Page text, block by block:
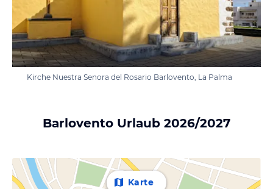
Kirche Nuestra Senora del Rosario Barlovento, La Palma
Barlovento Urlaub 2026/2027
Karte